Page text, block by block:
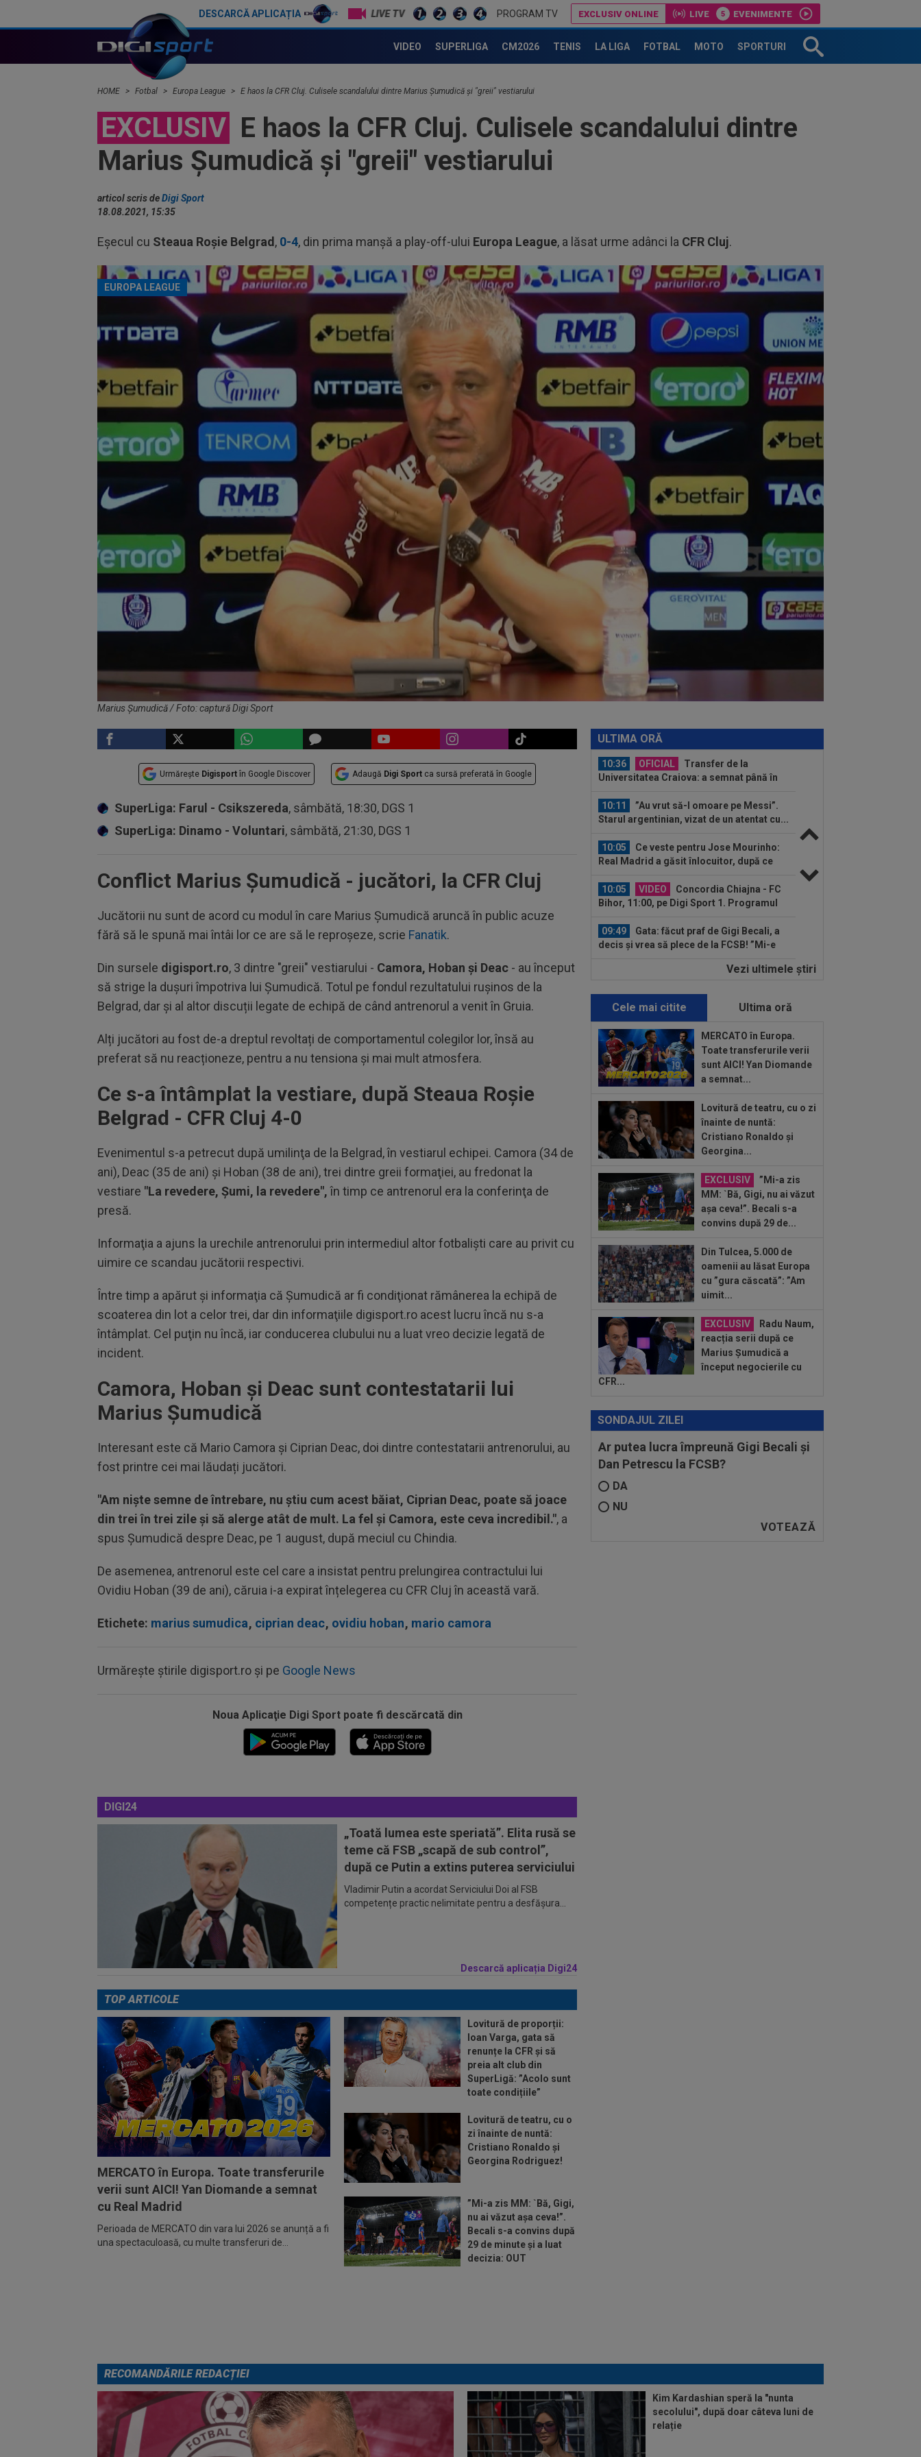
DESCARCĂ APLICAȚIA LIVE TV PROGRAM TV EXCLUSIV ONLINE LIVE EVENIMENTE
VIDEO SUPERLIGA CM2026 TENIS LA LIGA FOTBAL MOTO SPORTURI
HOME Fotbal Europa League E haos la CFR Cluj. Culisele scandalului dintre Marius Șumudică și "greii" vestiarului
EXCLUSIV E haos la CFR Cluj. Culisele scandalului dintre
Marius Șumudică și "greii" vestiarului
articol scris deDigi Sport
18.08.2021, 15:35
Eșecul cu Steaua Roșie Belgrad , 0-4, din prima manșă a play-off-ului Europa League, a lăsat urme adânci la CFR Cluj.
EUROPA LEAGUE
Marius Șumudică / Foto: captură Digi Sport
Urmărește Digisport în Google Discover Adaugă Digi Sport ca sursă preferată în Google
SuperLiga: Farul - Csikszereda, sâmbătă, 18:30, DGS 1
SuperLiga: Dinamo - Voluntari, sâmbătă, 21:30, DGS 1
Conflict Marius Șumudică - jucători, la CFR Cluj
Jucătorii nu sunt de acord cu modul în care Marius Șumudică aruncă în public acuze
fără să le spună mai întâi lor ce are să le reproșeze, scrie Fanatik.
Din sursele digisport.ro, 3 dintre "greii" vestiarului - Camora, Hoban și Deac - au început
să strige la dușuri împotriva lui Șumudică. Totul pe fondul rezultatului rușinos de la
Belgrad, dar și al altor discuții legate de echipă de când antrenorul a venit în Gruia.
Alți jucători au fost de-a dreptul revoltați de comportamentul colegilor lor, însă au
preferat să nu reacționeze, pentru a nu tensiona și mai mult atmosfera.
Ce s-a întâmplat la vestiare, după Steaua Roșie
Belgrad - CFR Cluj 4-0
Evenimentul s-a petrecut după umilinţa de la Belgrad, în vestiarul echipei. Camora (34 de
ani), Deac (35 de ani) şi Hoban (38 de ani), trei dintre greii formaţiei, au fredonat la
vestiare "La revedere, Şumi, la revedere",în timp ce antrenorul era la conferinţa de
presă.
Informaţia a ajuns la urechile antrenorului prin intermediul altor fotbalişti care au privit cu
uimire ce scandau jucătorii respectivi.
Între timp a apărut şi informaţia că Şumudică ar fi condiţionat rămânerea la echipă de
scoaterea din lot a celor trei, dar din informaţiile digisport.ro acest lucru încă nu s-a
întâmplat. Cel puţin nu încă, iar conducerea clubului nu a luat vreo decizie legată de
incident.
Camora, Hoban și Deac sunt contestatarii lui
Marius Șumudică
Interesant este că Mario Camora și Ciprian Deac, doi dintre contestatarii antrenorului, au
fost printre cei mai lăudați jucători.
"Am niște semne de întrebare, nu știu cum acest băiat, Ciprian Deac, poate să joace
din trei în trei zile și să alerge atât de mult. La fel și Camora, este ceva incredibil.", a
spus Șumudică despre Deac, pe 1 august, după meciul cu Chindia.
De asemenea, antrenorul este cel care a insistat pentru prelungirea contractului lui
Ovidiu Hoban (39 de ani), căruia i-a expirat înțelegerea cu CFR Cluj în această vară.
Etichete: marius sumudica, ciprian deac, ovidiu hoban, mario camora
Urmărește știrile digisport.ro și pe Google News
Noua Aplicaţie Digi Sport poate fi descărcată din
DIGI24
„Toată lumea este speriată”. Elita rusă se
teme că FSB „scapă de sub control”,
după ce Putin a extins puterea serviciului
Vladimir Putin a acordat Serviciului Doi al FSB
competențe practic nelimitate pentru a desfășura...
Descarcă aplicația Digi24
ULTIMA ORĂ
10:05
Bihor, 11:00, pe Digi Sport 1. Programul
complet al...
Gata: făcut praf de Gigi Becali, a
decis și vrea să plece de la FCSB! ”Mi-e
și...
09:49
"Dacă e nevoie de o sută de mingi
ca să o dobor, atunci așa să fie!" A
produs...
OFICIAL
Transferul lui Marco
Dulca a fost anunțat
09:31
Jucătorul lui Inter, cucerit de
Cristi Chivu, chiar dacă i-a schimbat
poziția...
EXCLUSIV
antrenorul de la CFR Cluj + CINCI jucători
secolului", după doar câteva luni de
relație
10:36
OFICIAL
Transfer de la
Universitatea Craiova: a semnat până în
10:11
”Au vrut să-l omoare pe Messi”.
Starul argentinian, vizat de un atentat cu...
10:05
Ce veste pentru Jose Mourinho:
Real Madrid a găsit înlocuitor, după ce
10:05
VIDEO
Concordia Chiajna - FC
Bihor, 11:00, pe Digi Sport 1. Programul
09:49
Gata: făcut praf de Gigi Becali, a
decis și vrea să plece de la FCSB! ”Mi-e
"Dacă e nevoie de o sută de mingi
09:34
OFICIAL
Transferul lui Marco
Dulca a fost anunțat
09:31
Jucătorul lui Inter, cucerit de
Cristi Chivu, chiar dacă i-a schimbat
poziția...
antrenorul de la CFR Cluj + CINCI jucători
cu salarii mari...
10:39
Kim Kardashian speră la "nunta
secolului", după doar câteva luni de
10:36
OFICIAL
Transfer de la
Universitatea Craiova: a semnat până în
2031!
10:11
”Au vrut să-l omoare pe Messi”.
10:05
Ce veste pentru Jose Mourinho:
Real Madrid a găsit înlocuitor, după ce
Rodri a...
Vezi ultimele ştiri
Cele mai citite Ultima oră
MERCATO în Europa.
Toate transferurile verii
sunt AICI! Yan Diomande
a semnat...
Lovitură de teatru, cu o zi
înainte de nuntă:
Cristiano Ronaldo și
Georgina...
EXCLUSIV
”Mi-a zis
MM: `Bă, Gigi, nu ai văzut
așa ceva!”. Becali s-a
convins după 29 de...
Din Tulcea, 5.000 de
oamenii au lăsat Europa
cu ”gura căscată”: ”Am
uimit...
EXCLUSIV
Radu Naum,
reacția serii după ce
Marius Șumudică a
început negocierile cu
CFR...
SONDAJUL ZILEI
Ar putea lucra împreună Gigi Becali și
Dan Petrescu la FCSB?
DA
NU
TOP ARTICOLE
MERCATO în Europa. Toate transferurile
verii sunt AICI! Yan Diomande a semnat
cu Real Madrid
Perioada de MERCATO din vara lui 2026 se anunță a fi
una spectaculoasă, cu multe transferuri de...
Lovitură de proporții:
Ioan Varga, gata să
renunțe la CFR și să
preia alt club din
SuperLigă: ”Acolo sunt
toate condițiile”
Lovitură de teatru, cu o
zi înainte de nuntă:
Cristiano Ronaldo și
Georgina Rodriguez!
”Mi-a zis MM: `Bă, Gigi,
nu ai văzut așa ceva!”.
Becali s-a convins după
29 de minute și a luat
decizia: OUT
RECOMANDĂRILE REDACȚIEI
Kim Kardashian speră la "nunta
secolului", după doar câteva luni de
relație